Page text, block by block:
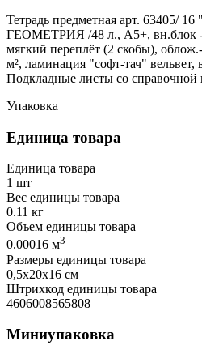
Тетрадь предметная арт.
ГЕОМЕТРИЯ /48 л., А5+, вн.блок -
мягкий переплёт (2 скобы),
м², ламинация "софт-тач"
Подкладные листы со
Упаковка
Единица товара
Единица товара
1 шт
Вес единицы товара
0.11 кг
Объем единицы товара
0.00016 м3
Размеры единицы товара
0,5х20х16 см
Штрихкод единицы товара
4606008565808
Миниупаковка